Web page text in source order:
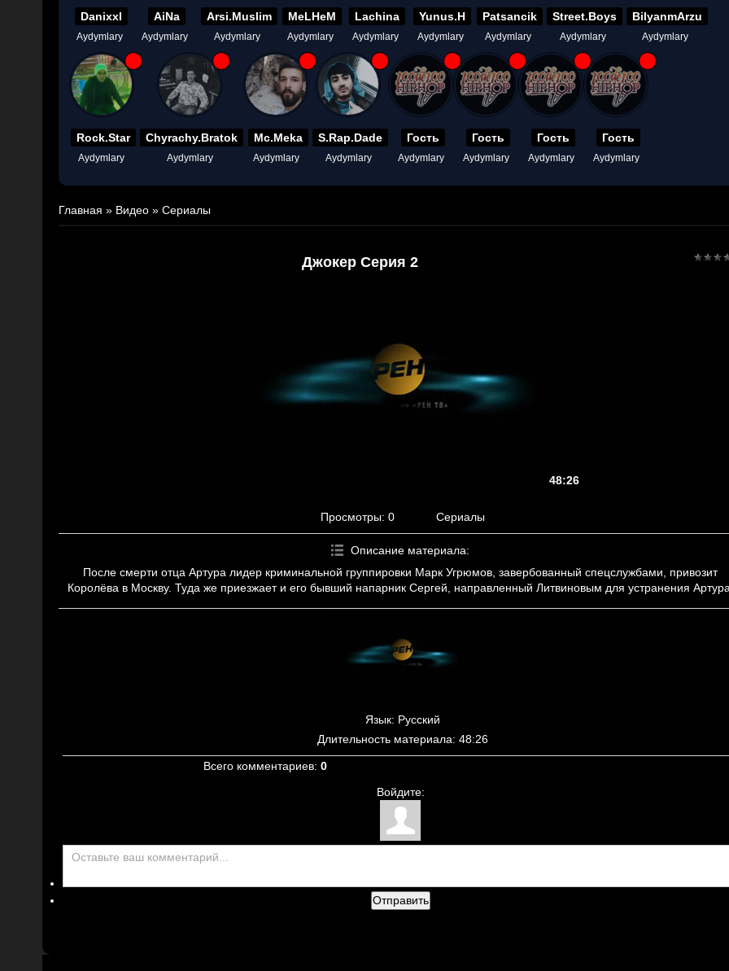
Danixxl
Aydymlary
AiNa
Aydymlary
Arsi.Muslim
Aydymlary
MeLHeM
Aydymlary
Lachina
Aydymlary
Yunus.H
Aydymlary
Patsancik
Aydymlary
Street.Boys
Aydymlary
BilyanmArzu
Aydymlary
Rock.Star
Aydymlary
Chyrachy.Bratok
Aydymlary
Mc.Meka
Aydymlary
S.Rap.Dade
Aydymlary
Гость
Aydymlary
Гость
Aydymlary
Гость
Aydymlary
Гость
Aydymlary
Главная » Видео » Сериалы
Джокер Серия 2
48:26
Просмотры: 0 Сериалы
Описание материала:
После смерти отца Артура лидер криминальной группировки Марк Угрюмов, завербованный спецслужбами, привозит
Королёва в Москву. Туда же приезжает и его бывший напарник Сергей, направленный Литвиновым для устранения
Язык: Русский
Длительность материала: 48:26
Всего комментариев: 0
Войдите:
Отправить